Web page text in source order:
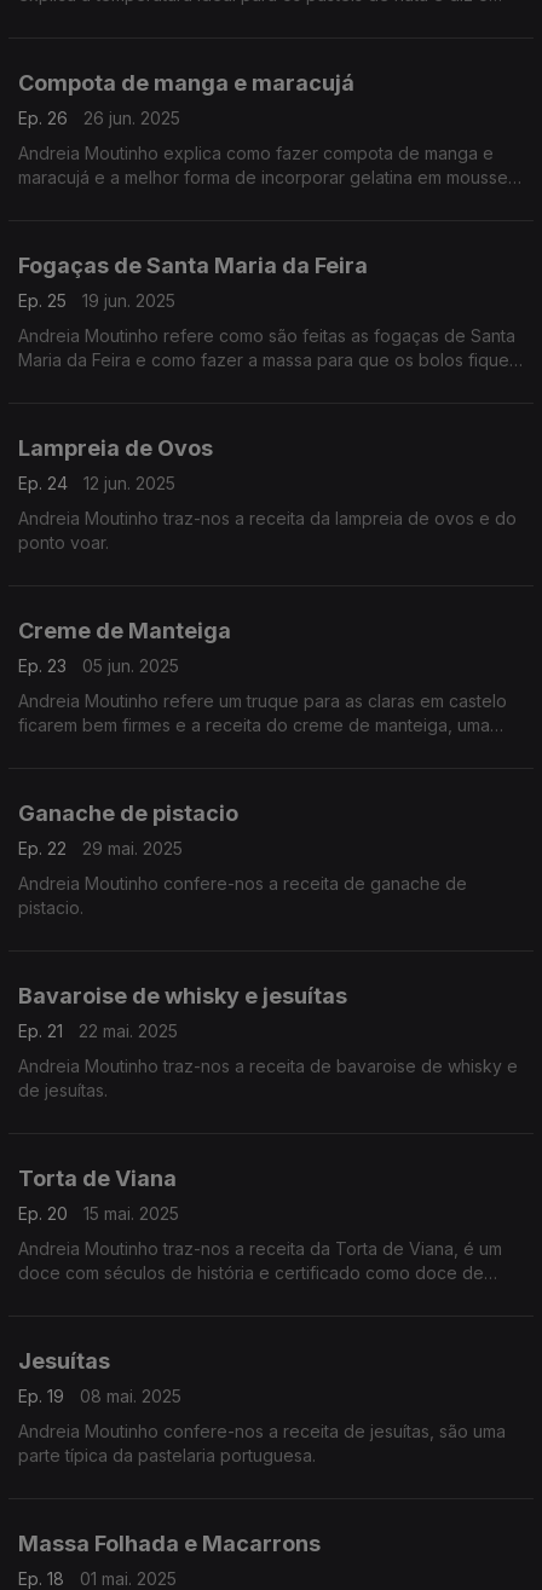
Compota de manga e maracujá
Ep. 26
26 jun. 2025
Andreia Moutinho explica como fazer compota de manga e
maracujá e a melhor forma de incorporar gelatina em mousses
Fogaças de Santa Maria da Feira
Ep. 25
19 jun. 2025
Andreia Moutinho refere como são feitas as fogaças de Santa
Maria da Feira e como fazer a massa para que os bolos fiquem
Lampreia de Ovos
Ep. 24
12 jun. 2025
Andreia Moutinho traz-nos a receita da lampreia de ovos e do
ponto voar.
Creme de Manteiga
Ep. 23
05 jun. 2025
Andreia Moutinho refere um truque para as claras em castelo
ficarem bem firmes e a receita do creme de manteiga, uma
Ganache de pistacio
Ep. 22
29 mai. 2025
Andreia Moutinho confere-nos a receita de ganache de
pistacio.
Bavaroise de whisky e jesuítas
Ep. 21
22 mai. 2025
Andreia Moutinho traz-nos a receita de bavaroise de whisky e
de jesuítas.
Torta de Viana
Ep. 20
15 mai. 2025
Andreia Moutinho traz-nos a receita da Torta de Viana, é um
doce com séculos de história e certificado como doce de
Jesuítas
Ep. 19
08 mai. 2025
Andreia Moutinho confere-nos a receita de jesuítas, são uma
parte típica da pastelaria portuguesa.
Massa Folhada e Macarrons
Ep. 18
01 mai. 2025